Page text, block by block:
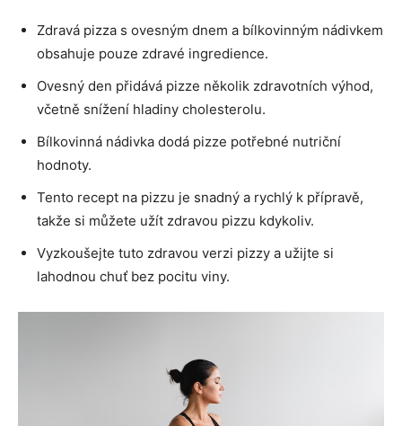
Zdravá pizza s ovesným dnem a bílkovinným nádivkem
obsahuje pouze zdravé ingredience.
Ovesný den přidává pizze několik zdravotních výhod,
včetně snížení hladiny cholesterolu.
Bílkovinná nádivka dodá pizze potřebné nutriční
hodnoty.
Tento recept na pizzu je snadný a rychlý k přípravě,
takže si můžete užít zdravou pizzu kdykoliv.
Vyzkoušejte tuto zdravou verzi pizzy a užijte si
lahodnou chuť bez pocitu viny.